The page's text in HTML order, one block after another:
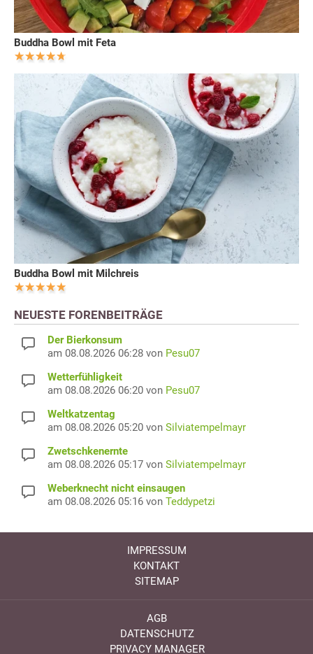
Buddha Bowl mit Feta
Buddha Bowl mit Milchreis
NEUESTE FORENBEITRÄGE
Der Bierkonsum
am 08.08.2026 06:28 von Pesu07
Wetterfühligkeit
am 08.08.2026 06:20 von Pesu07
Weltkatzentag
am 08.08.2026 05:20 von Silviatempelmayr
Zwetschkenernte
am 08.08.2026 05:17 von Silviatempelmayr
Weberknecht nicht einsaugen
am 08.08.2026 05:16 von Teddypetzi
IMPRESSUM
KONTAKT
SITEMAP
AGB
DATENSCHUTZ
PRIVACY MANAGER